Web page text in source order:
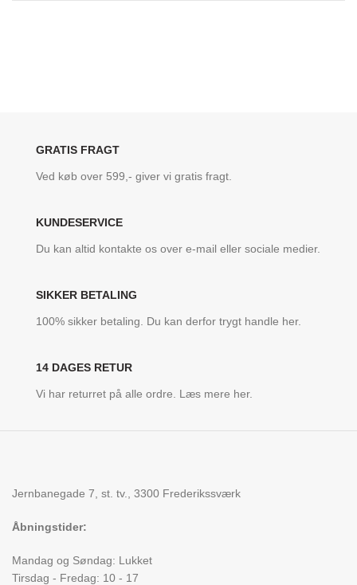
GRATIS FRAGT
Ved køb over 599,- giver vi gratis fragt.
KUNDESERVICE
Du kan altid kontakte os over e-mail eller sociale medier.
SIKKER BETALING
100% sikker betaling. Du kan derfor trygt handle her.
14 DAGES RETUR
Vi har returret på alle ordre. Læs mere her.
Jernbanegade 7, st. tv., 3300 Frederikssværk
Åbningstider:
Mandag og Søndag: Lukket
Tirsdag - Fredag: 10 - 17